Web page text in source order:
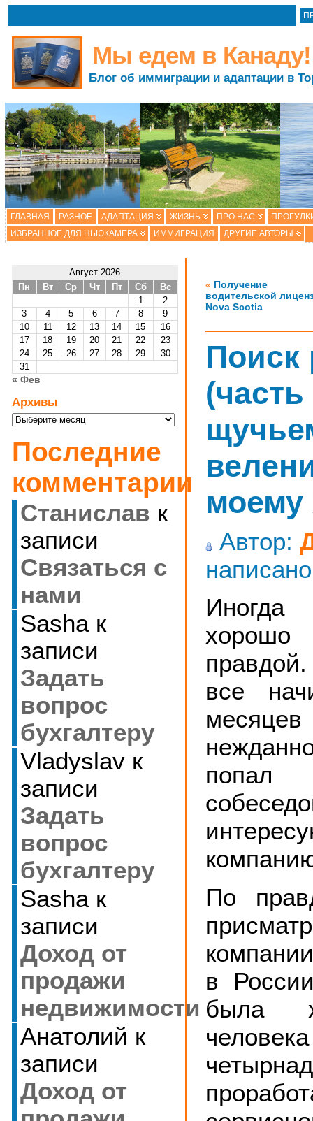
Мы едем в Канаду!
Блог об иммиграции и адаптации в
ГЛАВНАЯ РАЗНОЕ АДАПТАЦИЯ ЖИЗНЬ ПРО НАС
ИЗБРАННОЕ ДЛЯ НЬЮКАМЕРА
ИММИГРАЦИЯ ДРУГИЕ АВТОРЫ
Август 2026
Пн
Вт Ср Чт Пт Сб
Вс
1
2
3
4 5 6 7 8
9
10
11 12 13 14 15
16
17
18 19 20 21 22
23
24
25 26 27 28 29
30
31
« Фев
Архивы
Архивы
Последние
комментарии
Станислав к
записи
Cвязаться с
нами
Sashaк
записи
Задать
вопрос
бухгалтеру
Vladyslavк
записи
Задать
вопрос
бухгалтеру
Sashaк
записи
Доход от
продажи
недвижимости
Анатолий к
записи
Доход от
« Получение
водительской
Nova Scotia
Поиск
моему
Автор:
Иногда
все
месяцев
По
в
была